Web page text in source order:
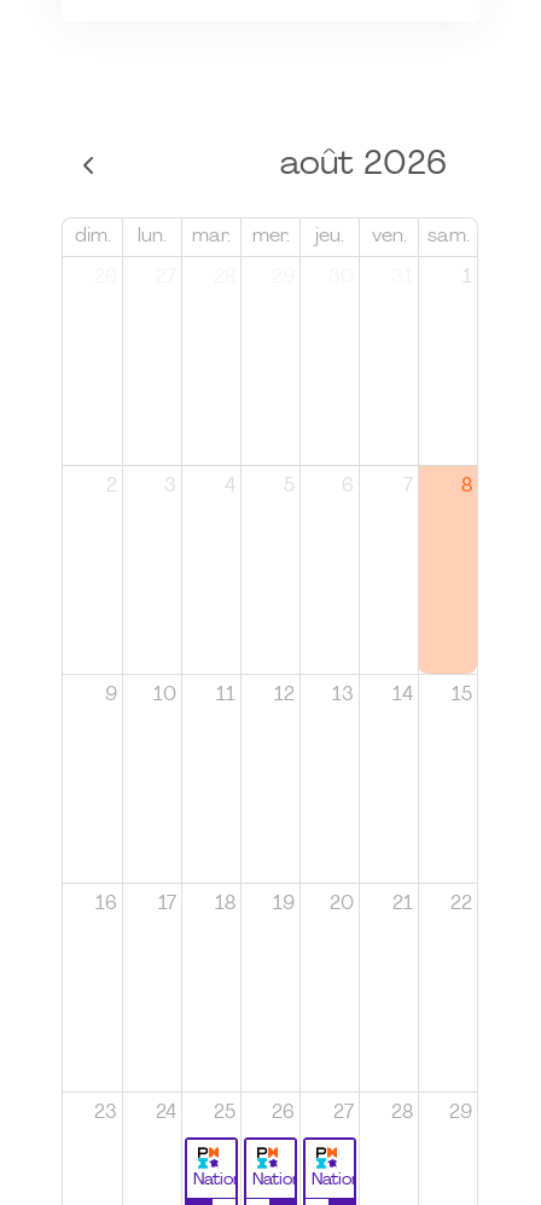
août 2026
dim. lun. mar. mer. jeu. ven. sam.
1
2 3 4 5 6 7 8
9 10 11 12 13 14 15
16 17 18 19 20 21 22
23 24 25
National
26
National
27
National
28 29